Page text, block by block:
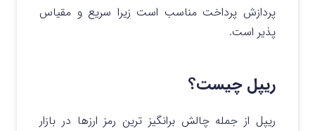
پردازش پرداخت مناسب است زیرا سریع و مقیاس
پذیر است.
ریپل چیست؟
ریپل از جمله چالش برانگیز ترین رمز ارزها در بازار